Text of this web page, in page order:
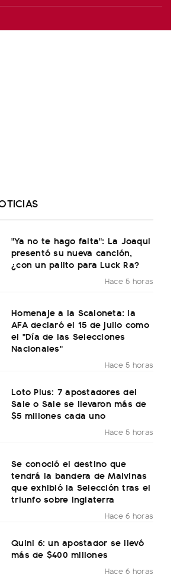
"Ya no te hago falta": La Joaqui
presentó su nueva canción,
¿con un palito para Luck Ra?
Hace 5 horas
Homenaje a la Scaloneta: la
AFA declaró el 15 de julio como
el "Día de las Selecciones
Nacionales"
Hace 5 horas
Loto Plus: 7 apostadores del
Sale o Sale se llevaron más de
$5 millones cada uno
Hace 5 horas
Se conoció el destino que
tendrá la bandera de Malvinas
que exhibió la Selección tras el
triunfo sobre Inglaterra
Hace 6 horas
Quini 6: un apostador se llevó
más de $400 millones
Hace 6 horas